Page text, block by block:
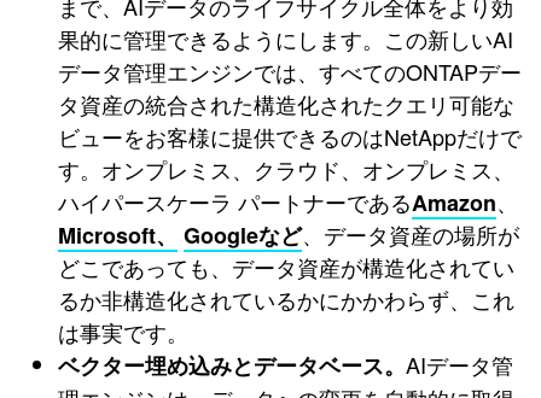
果的に管理できるようにします。この新しいAI
データ管理エンジンでは、すべてのONTAPデー
タ資産の統合された構造化されたクエリ可能な
ビューをお客様に提供できるのはNetAppだけで
す。オンプレミス、クラウド、オンプレミス、
ハイパースケーラ パートナーであるAmazon、
Microsoft、
Googleなど、データ資産の場所が
どこであっても、データ資産が構造化されてい
るか非構造化されているかにかかわらず、これ
は事実です。
ベクター埋め込みとデータベース。 AIデータ管